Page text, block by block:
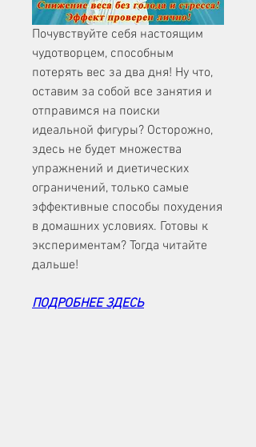
Почувствуйте себя настоящим
чудотворцем, способным
потерять вес за два дня! Ну что,
оставим за собой все занятия и
отправимся на поиски
идеальной фигуры? Осторожно,
здесь не будет множества
упражнений и диетических
ограничений, только самые
эффективные способы похудения
в домашних условиях. Готовы к
экспериментам? Тогда читайте
дальше!
ПОДРОБНЕЕ ЗДЕСЬ